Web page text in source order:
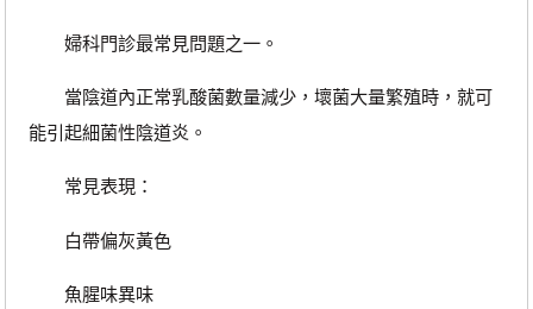
婦科門診最常見問題之一。
當陰道內正常乳酸菌數量減少，壞菌大量繁殖時，就可
能引起細菌性陰道炎。
常見表現：
白帶偏灰黃色
魚腥味異味